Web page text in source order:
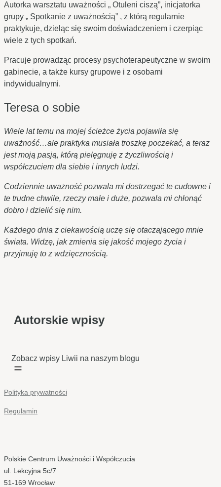
Autorka warsztatu uważności „ Otuleni ciszą”, inicjatorka
grupy „ Spotkanie z uważnością” , z którą regularnie
praktykuje, dzieląc się swoim doświadczeniem i czerpiąc
wiele z tych spotkań.
Pracuje prowadząc procesy psychoterapeutyczne w swoim
gabinecie, a także kursy grupowe i z osobami
indywidualnymi.
Teresa o sobie
Wiele lat temu na mojej ścieżce życia pojawiła się
uważność…ale praktyka musiała troszkę poczekać, a teraz
jest moją pasją, którą pielęgnuję z życzliwością i
współczuciem dla siebie i innych ludzi.
Codziennie uważność pozwala mi dostrzegać te cudowne i
te trudne chwile, rzeczy małe i duże, pozwala mi chłonąć
dobro i dzielić się nim.
Każdego dnia z ciekawością uczę się otaczającego mnie
świata. Widzę, jak zmienia się jakość mojego życia i
przyjmuję to z wdzięcznością.
Autorskie wpisy
Zobacz wpisy Liwii na naszym blogu
Polityka prywatności
Regulamin
Polskie Centrum Uważności i Współczucia
ul. Lekcyjna 5c/7
51-169 Wrocław